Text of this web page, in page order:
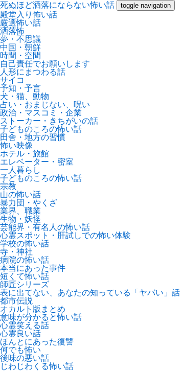
死ぬほど洒落にならない怖い話 toggle navigation
殿堂入り怖い話
厳選怖い話
洒落怖
夢・不思議
中国・朝鮮
時間・空間
自己責任でお願いします
人形にまつわる話
サイコ
予知・予言
犬・猫、動物
占い・おまじない、呪い
政治・マスコミ・企業
ストーカー・きちがいの話
子どものころの怖い話
田舎・地方の習慣
怖い映像
ホテル・旅館
エレベーター・密室
一人暮らし
子どものころの怖い話
宗教
山の怖い話
暴力団・やくざ
業界、職業
生物・妖怪
芸能界・有名人の怖い話
心霊スポット・肝試しでの怖い体験
学校の怖い話
寺・神社
病院の怖い話
本当にあった事件
短くて怖い話
師匠シリーズ
表に出てない、あなたの知っている「ヤバい」話
都市伝説
オカルト版まとめ
意味が分かると怖い話
心霊笑える話
心霊良い話
ほんとにあった復讐
何でも怖い
後味の悪い話
じわじわくる怖い話